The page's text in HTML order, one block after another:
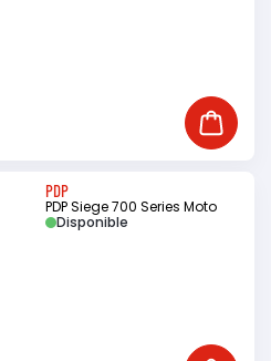
Ajouter
PDP
PDP Siege 700 Series Moto
Disponible